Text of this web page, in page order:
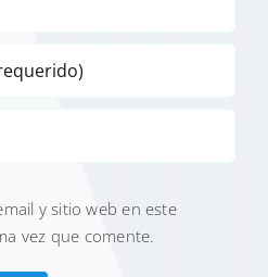
y sitio web en este
vez que comente.